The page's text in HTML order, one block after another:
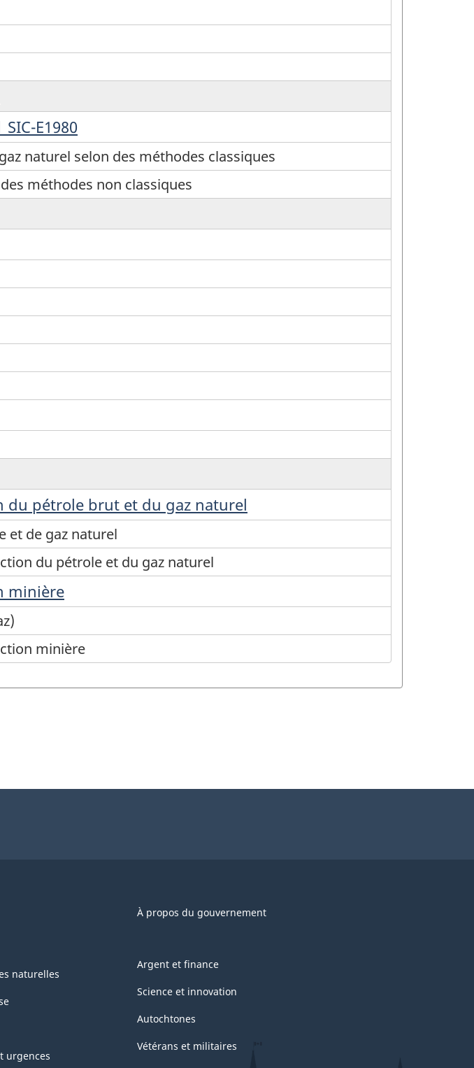
E1980
naturel selon des méthodes classiques
méthodes non classiques
du pétrole brut et du gaz naturel
et de gaz naturel
du pétrole et du gaz naturel
minière
minière
À propos du gouvernement
naturelles
urgences
Argent et finance
Science et innovation
Autochtones
Vétérans et militaires